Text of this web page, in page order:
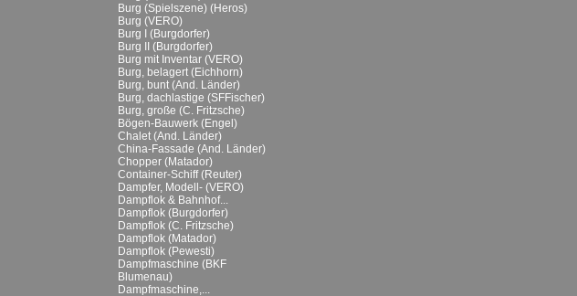
Burg (Spielszene) (Heros)
Burg (VERO)
Burg I (Burgdorfer)
Burg II (Burgdorfer)
Burg mit Inventar (VERO)
Burg, belagert (Eichhorn)
Burg, bunt (And. Länder)
Burg, dachlastige (SFFischer)
Burg, große (C. Fritzsche)
Bögen-Bauwerk (Engel)
Chalet (And. Länder)
China-Fassade (And. Länder)
Chopper (Matador)
Container-Schiff (Reuter)
Dampfer, Modell- (VERO)
Dampflok & Bahnhof...
Dampflok (Burgdorfer)
Dampflok (C. Fritzsche)
Dampflok (Matador)
Dampflok (Pewesti)
Dampfmaschine (BKF
Blumenau)
Dampfmaschine,...